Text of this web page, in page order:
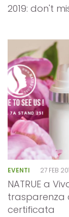
2019: don't
EVENTI 27 FEB
NATRUE a
trasparenza
certificata